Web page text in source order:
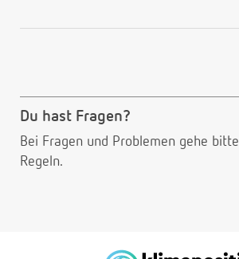
Du hast Fragen?
Bei Fragen und Problemen gehe bitte
Regeln.